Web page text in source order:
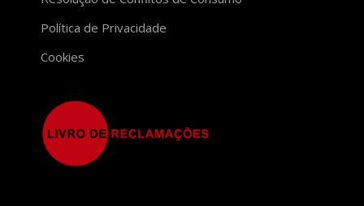
Política de Privacidade
Cookies